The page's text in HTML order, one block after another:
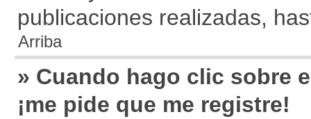
publicaciones realizadas,
Arriba
» Cuando hago clic sobre
¡me pide que me registre!